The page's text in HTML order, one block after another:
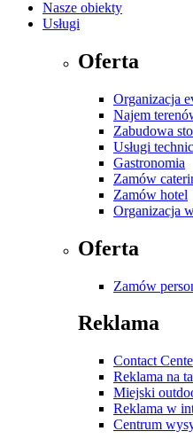
Nasze obiekty
Usługi
Oferta
Organizacja
Najem
Zabudowa
Usługi
Gastronomia
Zamów
Zamów hotel
Organizacja
Oferta
Zamów
Reklama
Contact
Reklama na
Miejski
Reklama w
Centrum